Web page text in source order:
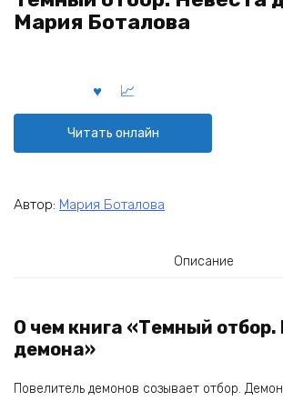
Мария Боталова
Читать онлайн
Автор: Мария Боталова
Описание
О чем книга «Темный отбор.
демона»
Повелитель демонов созывает отбор.